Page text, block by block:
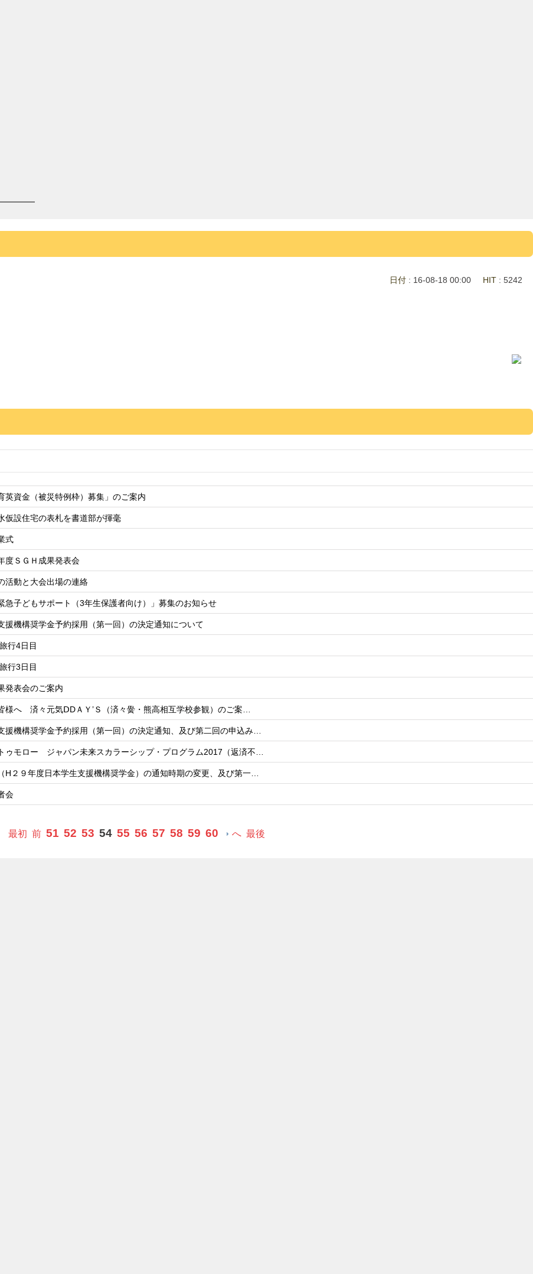
日付 : 16-08-18 00:00 HIT : 5242
英資金（被災特例枠）募集」のご案内
仮設住宅の表札を書道部が揮毫
式
度ＳＧＨ成果発表会
活動と大会出場の連絡
急子どもサポート（3年生保護者向け）」募集のお知らせ
援機構奨学金予約採用（第一回）の決定通知について
行4日目
行3日目
発表会のご案内
様へ 済々元気ⅮDＡＹ’Ｓ（済々黌・熊高相互学校参観）のご案…
援機構奨学金予約採用（第一回）の決定通知、及び第二回の申込み…
ゥモロー ジャパン未来スカラーシップ・プログラム2017（返済不…
H２９年度日本学生支援機構奨学金）の通知時期の変更、及び第一…
会
最初 前 51 52 53 54 55 56 57 58 59 60 へ 最後